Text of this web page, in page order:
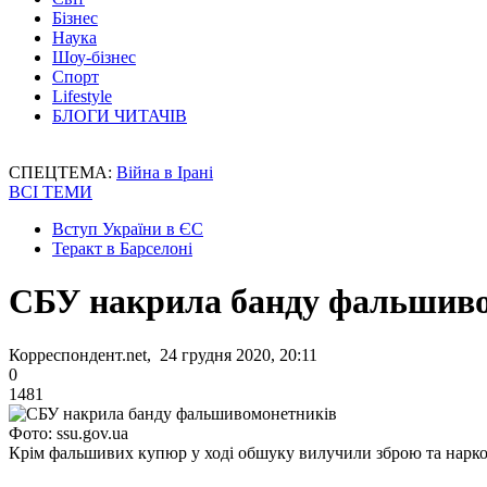
Бізнес
Наука
Шоу-бізнес
Спорт
Lifestyle
БЛОГИ ЧИТАЧІВ
СПЕЦТЕМА: Війна в Ірані
ВСІ ТЕМИ
Вступ України в ЄС
Теракт в Барселоні
СБУ накрила банду
Корреспондент.net, 24 грудня 2020, 20:11
0
1481
Фото: ssu.gov.ua
Крім фальшивих купюр у ході обшуку вилучили зброю та